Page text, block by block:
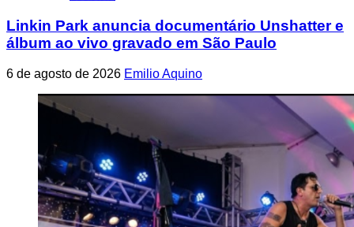
Linkin Park anuncia documentário Unshatter e
álbum ao vivo gravado em São Paulo
6 de agosto de 2026 Emilio Aquino